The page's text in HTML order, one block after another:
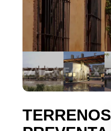
TERRENOS